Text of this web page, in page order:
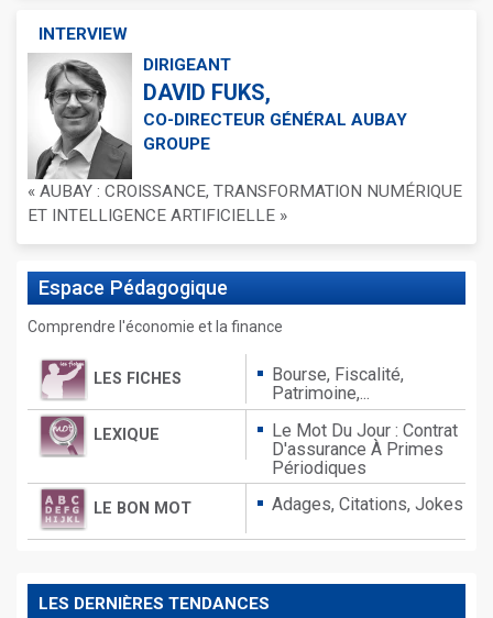
INTERVIEW
DIRIGEANT
DAVID FUKS,
CO-DIRECTEUR GÉNÉRAL AUBAY
GROUPE
« AUBAY : CROISSANCE, TRANSFORMATION NUMÉRIQUE
ET INTELLIGENCE ARTIFICIELLE »
Espace Pédagogique
Comprendre l'économie et la finance
LES FICHES
Bourse, Fiscalité,
Patrimoine,...
LEXIQUE
Le Mot Du Jour : Contrat
D'assurance À Primes
Périodiques
LE BON MOT Adages, Citations, Jokes
LES DERNIÈRES TENDANCES